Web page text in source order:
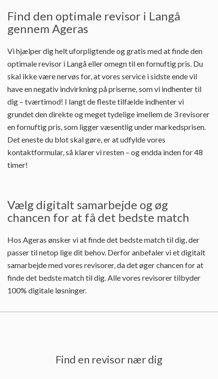
Find den optimale revisor i Langå
gennem Ageras
Vi hjælper dig helt uforpligtende og gratis med at finde den
optimale revisor i Langå eller omegn til en fornuftig pris. Du
skal ikke være nervøs for, at vores service i sidste ende vil
have en negativ indvirkning på priserne, som vi indhenter til
dig – tværtimod! I langt de fleste tilfælde indhenter vi
grundet den direkte og meget tydelige imellem de 3 revisorer
en fornuftig pris, som ligger væsentlig under markedsprisen.
Det eneste du blot skal gøre, er at udfylde vores
kontaktformular, så klarer vi resten – og endda inden for 48
timer!
Vælg digitalt samarbejde og øg
chancen for at få det bedste match
Hos Ageras ønsker vi at finde det bedste match til dig, der
passer til netop lige dit behov. Derfor anbefaler vi et digitalt
samarbejde med vores revisorer, da det øger chancen for at
finde det bedste match til dig. Alle vores revisorer tilbyder
100% digitale løsninger.
Find en revisor nær dig